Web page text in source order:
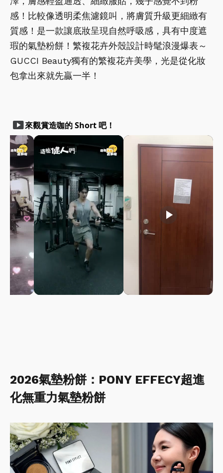
感！比較像透明柔焦濾鏡叫，將膚質升級更細緻有
質感！是一款讓底妝呈現自然呼吸感，具有中度遮
瑕的氣墊粉餅！繁複花卉外殼設計時髦浪漫爆表～
GUCCI Beauty獨有的繁複花卉美學，光是從化妝
包拿出來就先贏一半！
smart_display來觀賞造咖的 Short 吧！
play_arrow play_arrow
2026氣墊粉餅：PONY EFFECY超進
化無重力氣墊粉餅